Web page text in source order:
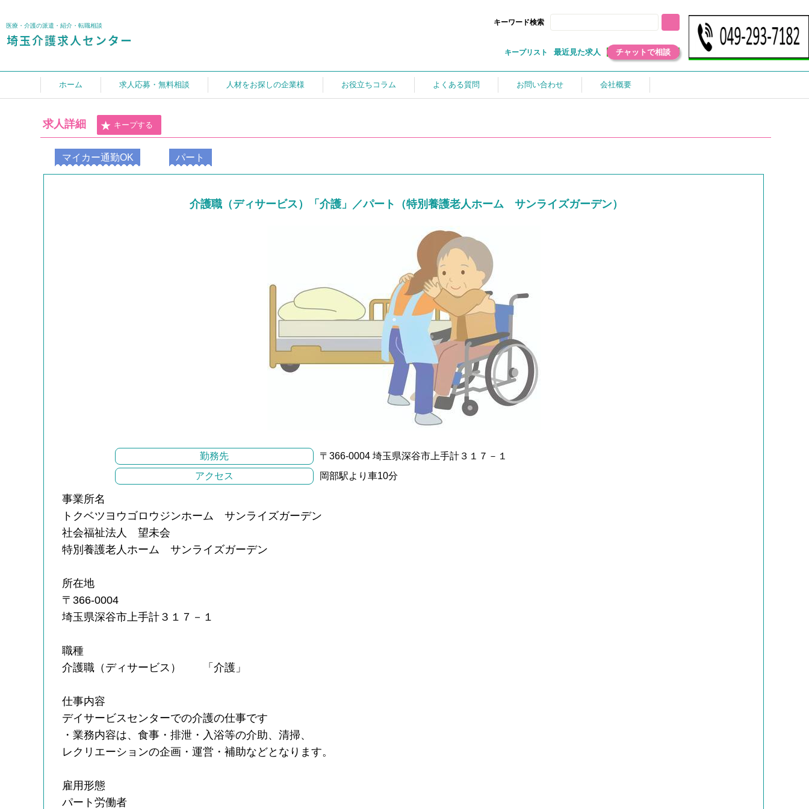
医療・介護の派遣・紹介・転職相談 キーワード検索
キープリスト 最近見た求人 チャットで相談
ホーム 求人応募・無料相談 人材をお探しの企業様 お役立ちコラム よくある質問 お問い合わせ 会社概要
求人詳細 キープする
マイカー通勤OK パート
介護職（ディサービス）「介護」／パート（特別養護老人ホーム サンライズガーデン）
勤務先
〒366-0004 埼玉県深谷市上手計３１７－１
アクセス
岡部駅より車10分
事業所名
トクベツヨウゴロウジンホーム サンライズガーデン
社会福祉法人 望未会
特別養護老人ホーム サンライズガーデン
所在地
〒366-0004
埼玉県深谷市上手計３１７－１
職種
介護職（ディサービス） 「介護」
仕事内容
デイサービスセンターでの介護の仕事です
・業務内容は、食事・排泄・入浴等の介助、清掃、
レクリエーションの企画・運営・補助などとなります。
雇用形態
パート労働者